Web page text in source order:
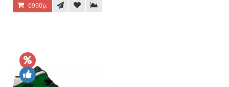
6990р.